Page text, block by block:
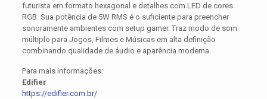
futurista em formato hexagonal e detalhes com LED de cores
RGB. Sua potência de 5W RMS é o suficiente para preencher
sonoramente ambientes com setup gamer. Traz modo de som
múltiplo para Jogos, Filmes e Músicas em alta definição
combinando qualidade de áudio e aparência moderna.
Para mais informações:
Edifier
https://edifier.com.br/